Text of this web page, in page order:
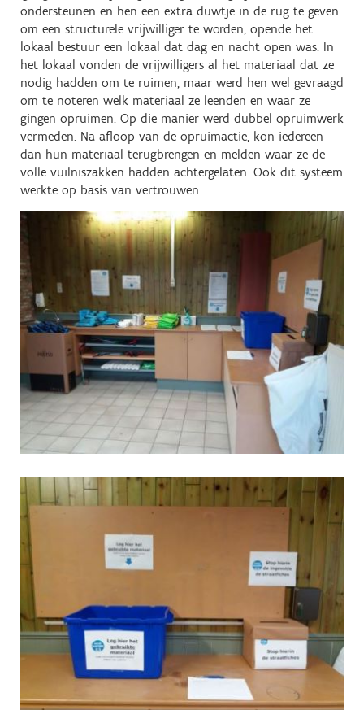
ondersteunen en hen een extra duwtje in de rug te geven
om een structurele vrijwilliger te worden, opende het
lokaal bestuur een lokaal dat dag en nacht open was. In
het lokaal vonden de vrijwilligers al het materiaal dat ze
nodig hadden om te ruimen, maar werd hen wel gevraagd
om te noteren welk materiaal ze leenden en waar ze
gingen opruimen. Op die manier werd dubbel opruimwerk
vermeden. Na afloop van de opruimactie, kon iedereen
dan hun materiaal terugbrengen en melden waar ze de
volle vuilniszakken hadden achtergelaten. Ook dit systeem
werkte op basis van vertrouwen.